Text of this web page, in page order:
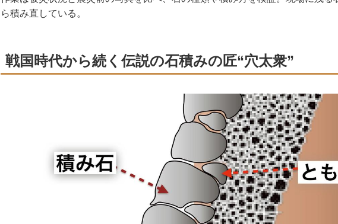
ら積み直している。
戦国時代から続く伝説の石積みの匠“穴太衆”